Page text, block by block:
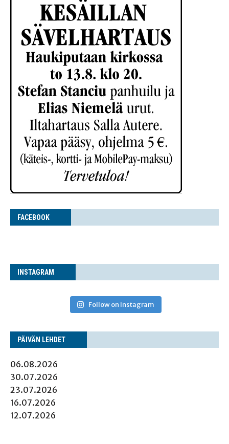
FACE­BOOK
INS­TA­GRAM
Follow on Instagram
PÄI­VÄN LEHDET
06.08.2026
30.07.2026
23.07.2026
16.07.2026
12.07.2026